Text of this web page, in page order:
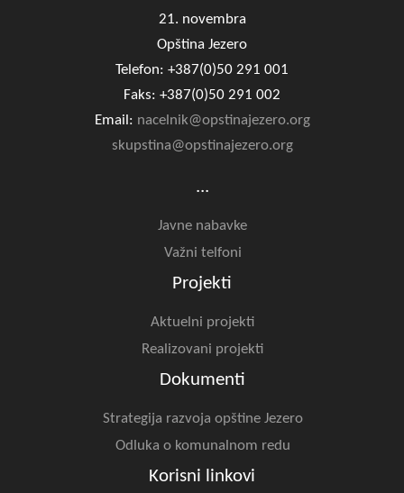
KONTAKT
21. novembra
Opština Jezero
Telefon: +387(0)50 291 001
Faks: +387(0)50 291 002
Email: nacelnik@opstinajezero.org
skupstina@opstinajezero.org
...
Javne nabavke
Važni telfoni
Projekti
Aktuelni projekti
Realizovani projekti
Dokumenti
Strategija razvoja opštine Jezero
Odluka o komunalnom redu
Korisni linkovi